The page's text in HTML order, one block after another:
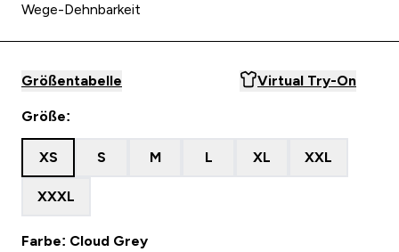
Wege-Dehnbarkeit
Größentabelle Virtual Try-On
Größe:
XS S M L XL XXL
XXXL
Farbe: Cloud Grey